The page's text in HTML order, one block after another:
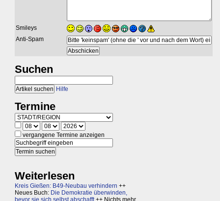
Smileys
Anti-Spam
Suchen
Hilfe
Termine
vergangene Termine anzeigen
Weiterlesen
Kreis Gießen: B49-Neubau verhindern ++
Neues Buch: Die Demokratie überwinden,